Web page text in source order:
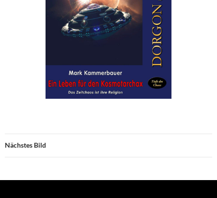
Nächstes Bild